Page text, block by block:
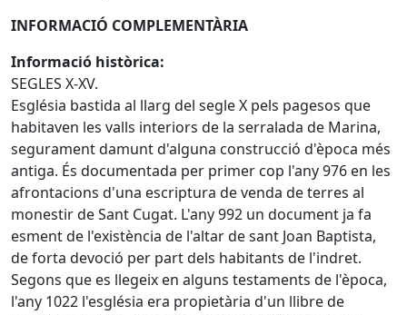
INFORMACIÓ COMPLEMENTÀRIA
Informació històrica:
SEGLES X-XV.
Església bastida al llarg del segle X pels pagesos que
habitaven les valls interiors de la serralada de Marina,
segurament damunt d'alguna construcció d'època més
antiga. És documentada per primer cop l'any 976 en les
afrontacions d'una escriptura de venda de terres al
monestir de Sant Cugat. L'any 992 un document ja fa
esment de l'existència de l'altar de sant Joan Baptista,
de forta devoció per part dels habitants de l'indret.
Segons que es llegeix en alguns testaments de l'època,
l'any 1022 l'església era propietària d'un llibre de